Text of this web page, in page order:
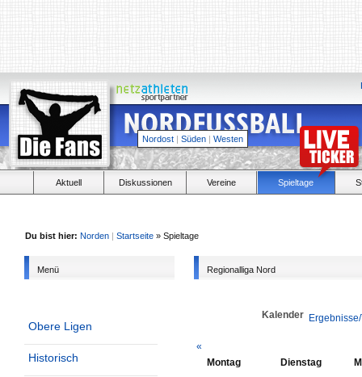
Nordost | Süden | Westen
Aktuell Diskussionen Vereine Spieltage
Du bist hier: Norden | Startseite » Spieltage
Menü
Obere Ligen
Historisch
Regionalliga Nord
Kalender
«
Montag
Dienstag